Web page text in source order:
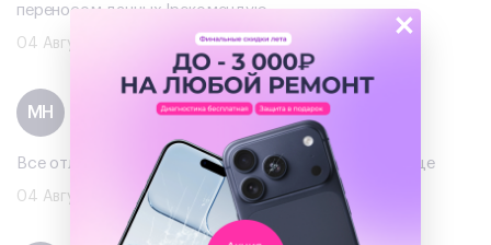
переносом данных !рекомендую
04 Августа 2026
МН
Михаил Нужин
на Авито
Все отлично, хороший телефон, буду обращаться еще
04 Августа 2026
×